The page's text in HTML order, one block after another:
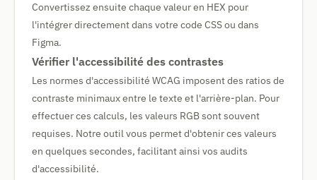
Convertissez ensuite chaque valeur en HEX pour
l'intégrer directement dans votre code CSS ou dans
Figma.
Vérifier l'accessibilité des contrastes
Les normes d'accessibilité WCAG imposent des ratios de
contraste minimaux entre le texte et l'arrière-plan. Pour
effectuer ces calculs, les valeurs RGB sont souvent
requises. Notre outil vous permet d'obtenir ces valeurs
en quelques secondes, facilitant ainsi vos audits
d'accessibilité.